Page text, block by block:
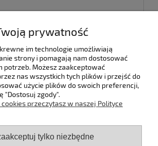
do koszyka
Pomoc
prywatność
im technologie umożliwiają
strony i pomagają nam dostosować
potrzeb. Możesz zaakceptować
nas wszystkich tych plików i przejść do
użycie plików do swoich preferencji,
"Dostosuj zgody".
przeczytasz w naszej Polityce
tylko niezbędne